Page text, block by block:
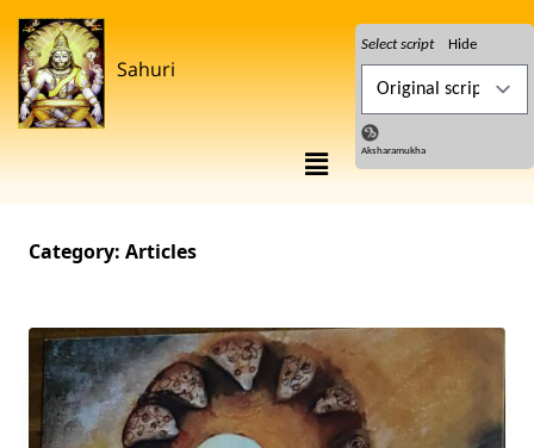
Select script Hide
Aksharamukha
Sahuri
Category: Articles